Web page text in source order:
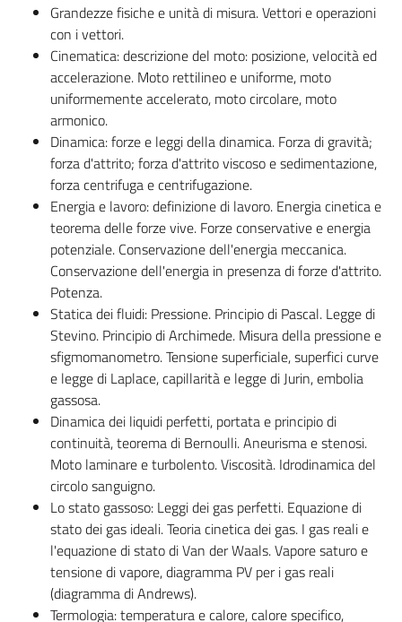
Grandezze fisiche e unità di misura. Vettori e operazioni
con i vettori.
Cinematica: descrizione del moto: posizione, velocità ed
accelerazione. Moto rettilineo e uniforme, moto
uniformemente accelerato, moto circolare, moto
armonico.
Dinamica: forze e leggi della dinamica. Forza di gravità;
forza d'attrito; forza d'attrito viscoso e sedimentazione,
forza centrifuga e centrifugazione.
Energia e lavoro: definizione di lavoro. Energia cinetica e
teorema delle forze vive. Forze conservative e energia
potenziale. Conservazione dell'energia meccanica.
Conservazione dell'energia in presenza di forze d'attrito.
Potenza.
Statica dei fluidi: Pressione. Principio di Pascal. Legge di
Stevino. Principio di Archimede. Misura della pressione e
sfigmomanometro. Tensione superficiale, superfici curve
e legge di Laplace, capillarità e legge di Jurin, embolia
gassosa.
Dinamica dei liquidi perfetti, portata e principio di
continuità, teorema di Bernoulli. Aneurisma e stenosi.
Moto laminare e turbolento. Viscosità. Idrodinamica del
circolo sanguigno.
Lo stato gassoso: Leggi dei gas perfetti. Equazione di
stato dei gas ideali. Teoria cinetica dei gas. I gas reali e
l'equazione di stato di Van der Waals. Vapore saturo e
tensione di vapore, diagramma PV per i gas reali
(diagramma di Andrews).
Termologia: temperatura e calore, calore specifico,